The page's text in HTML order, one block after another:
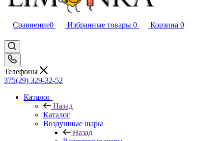
Сравнение0 Избранные товары 0 Корзина 0
Телефоны
375(29) 329-32-52
Каталог
Назад
Каталог
Воздушные шары
Назад